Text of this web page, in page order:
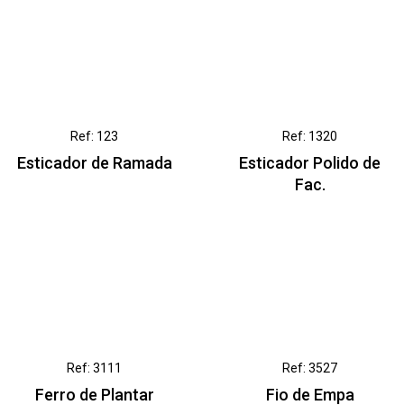
Ref: 123
Esticador de Ramada
Ref: 1320
Esticador Polido de
Fac.
Ref: 3111
Ferro de Plantar
Ref: 3527
Fio de Empa